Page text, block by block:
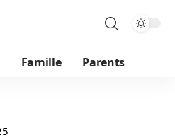
Famille Parents